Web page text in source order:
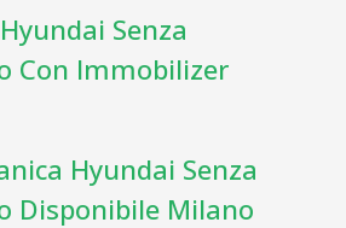
Senza
Con Immobilizer
Hyundai Senza
Disponibile Milano